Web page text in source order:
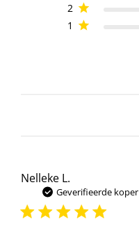
2
1
Nelleke L.
Geverifieerde koper